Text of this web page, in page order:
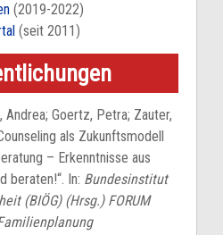
(2019-2022)
(seit 2011)
Andrea; Goertz, Petra; Zauter,
als Zukunftsmodell
– Erkenntnisse aus
beraten!“. In: Bundesinstitut
(BIÖG) (Hrsg.) FORUM